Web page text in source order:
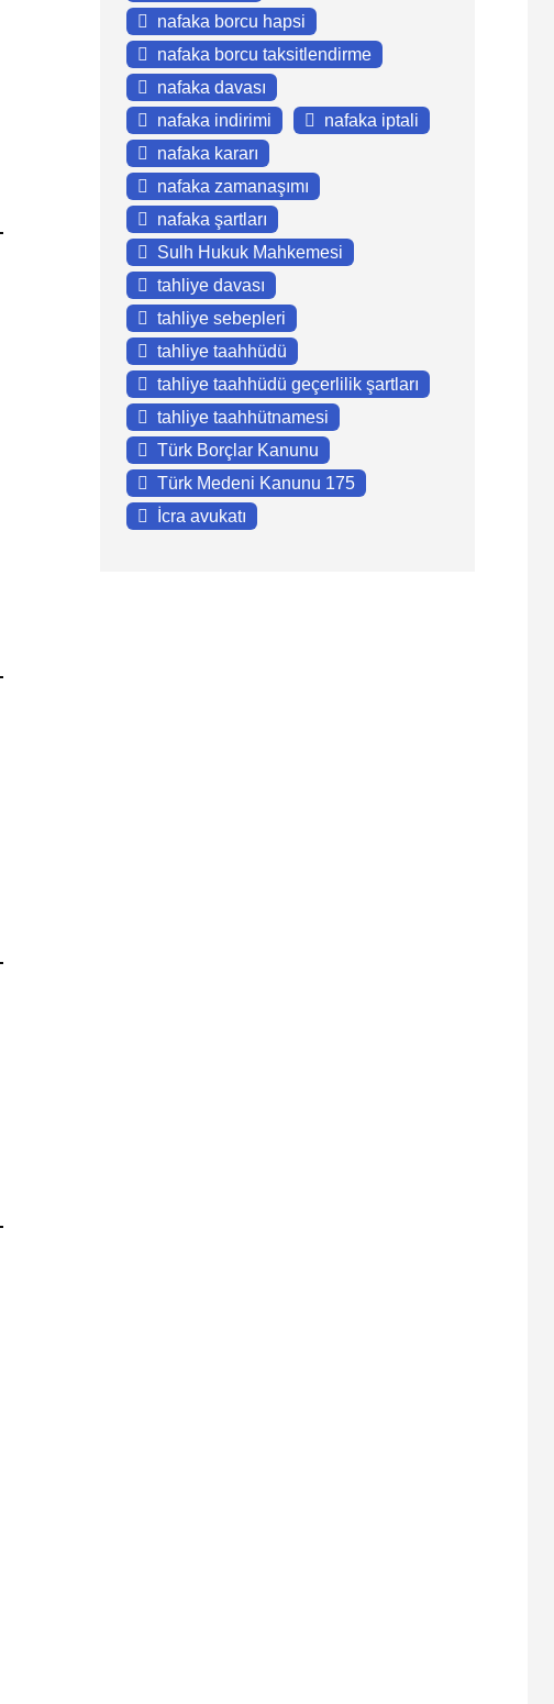
nafaka borcu hapsi
nafaka borcu taksitlendirme
nafaka davası
nafaka indirimi
nafaka iptali
nafaka kararı
nafaka zamanaşımı
nafaka şartları
Sulh Hukuk Mahkemesi
tahliye davası
tahliye sebepleri
tahliye taahhüdü
tahliye taahhüdü geçerlilik şartları
tahliye taahhütnamesi
Türk Borçlar Kanunu
Türk Medeni Kanunu 175
İcra avukatı